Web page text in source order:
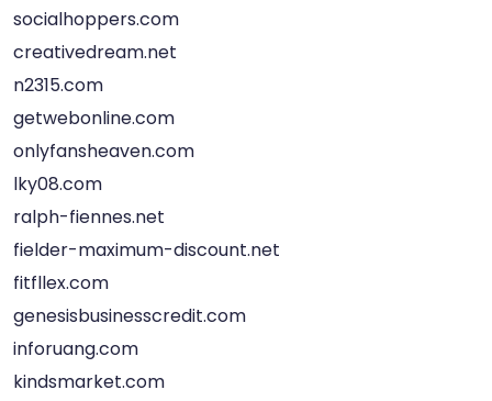
socialhoppers.com
creativedream.net
n2315.com
getwebonline.com
onlyfansheaven.com
lky08.com
ralph-fiennes.net
fielder-maximum-discount.net
fitfllex.com
genesisbusinesscredit.com
inforuang.com
kindsmarket.com